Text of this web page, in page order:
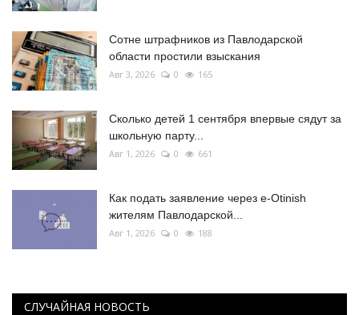
Сотне штрафников из Павлодарской
области простили взыскания
Авг 3, 2026 0 165
Сколько детей 1 сентября впервые сядут за
школьную парту...
Авг 1, 2026 0 661
Как подать заявление через e-Otinish
жителям Павлодарской...
Авг 1, 2026 0 188
СЛУЧАЙНАЯ НОВОСТЬ